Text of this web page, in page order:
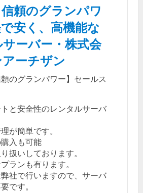
信頼のグランパワ
安く、高機能な
ーバー・株式会
ーチザン
のグランパワー】セールス
トと安全性のレンタルサーバ
が簡単です。
入も可能
扱いしております。
ランも有ります。
弊社で行いますので、サーバ
です。